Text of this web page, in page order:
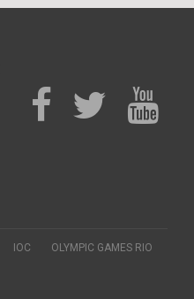
ΙΟC
OLYMPIC GAMES RIO